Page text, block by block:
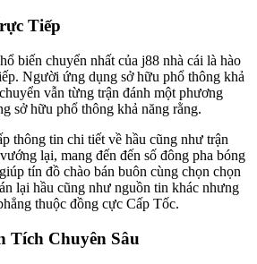
Tiếp
biến chuyển nhất của j88 nhà cái là hào
Người ứng dụng sở hữu phổ thông khả
vẫn từng trận đánh một phương
sở hữu phổ thông khả năng rằng.
thông tin chi tiết về hầu cũng như trận
lại, mang đến đến số đông pha bóng
tín đồ chào bán buôn cùng chọn chọn
lại hầu cũng như nguồn tin khác nhưng
thuộc đồng cực Cấp Tốc.
Tích Chuyên Sâu